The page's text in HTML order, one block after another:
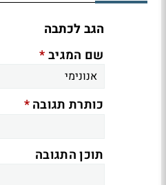
הגב לכתבה
שם המגיב*
כותרת תגובה*
תוכן התגובה